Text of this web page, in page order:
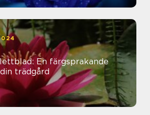
En färgsprakande
trädgård